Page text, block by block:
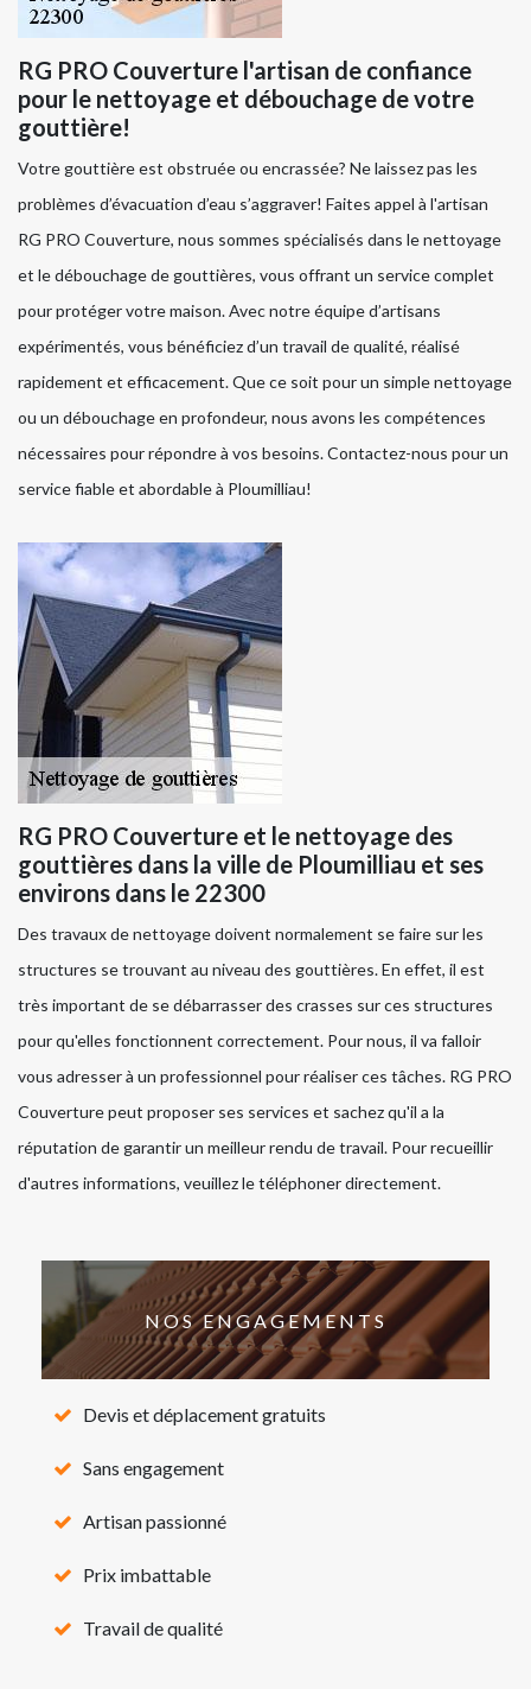
RG PRO Couverture l'artisan de confiance
pour le nettoyage et débouchage de votre
gouttière!
Votre gouttière est obstruée ou encrassée? Ne laissez pas les
problèmes d’évacuation d’eau s’aggraver! Faites appel à l'artisan
RG PRO Couverture, nous sommes spécialisés dans le nettoyage
et le débouchage de gouttières, vous offrant un service complet
pour protéger votre maison. Avec notre équipe d’artisans
expérimentés, vous bénéficiez d’un travail de qualité, réalisé
rapidement et efficacement. Que ce soit pour un simple nettoyage
ou un débouchage en profondeur, nous avons les compétences
nécessaires pour répondre à vos besoins. Contactez-nous pour un
service fiable et abordable à Ploumilliau!
RG PRO Couverture et le nettoyage des
gouttières dans la ville de Ploumilliau et ses
environs dans le 22300
Des travaux de nettoyage doivent normalement se faire sur les
structures se trouvant au niveau des gouttières. En effet, il est
très important de se débarrasser des crasses sur ces structures
pour qu'elles fonctionnent correctement. Pour nous, il va falloir
vous adresser à un professionnel pour réaliser ces tâches. RG PRO
Couverture peut proposer ses services et sachez qu'il a la
réputation de garantir un meilleur rendu de travail. Pour recueillir
d'autres informations, veuillez le téléphoner directement.
NOS ENGAGEMENTS
Devis et déplacement gratuits
Sans engagement
Artisan passionné
Prix imbattable
Travail de qualité